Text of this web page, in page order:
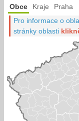
Obce Kraje Praha
Pro informace o
stránky oblasti